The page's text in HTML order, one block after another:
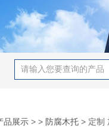
品展示 > > 防腐木托 > 定制